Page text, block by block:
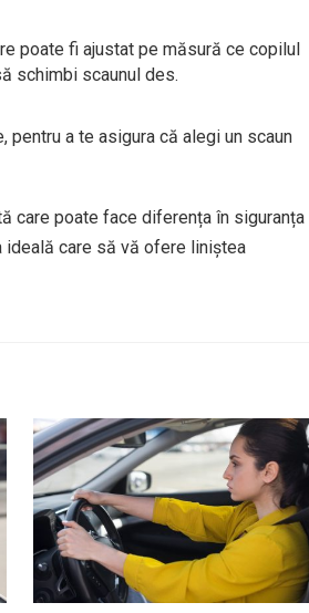
poate fi ajustat pe măsură ce copilul
schimbi scaunul des.
a te asigura că alegi un scaun
care poate face diferența în siguranța
ideală care să vă ofere liniștea